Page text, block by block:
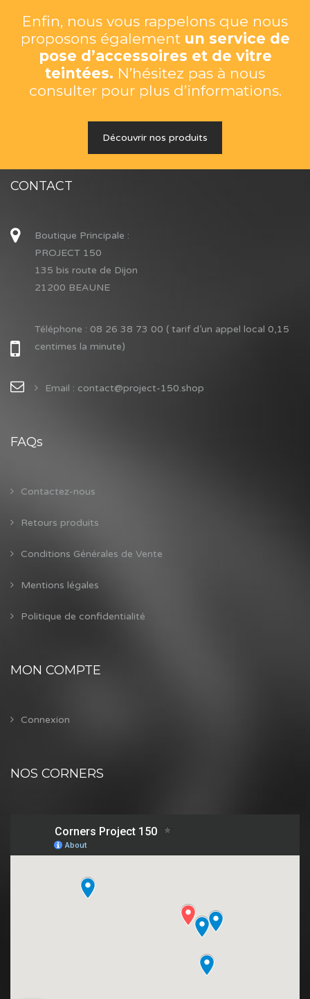
Enfin, nous vous rappelons que nous
proposons également un service de
pose d’accessoires et de vitre
teintées. N’hésitez pas à nous
consulter pour plus d’informations.
Découvrir nos produits
CONTACT
Boutique Principale :
PROJECT 150
135 bis route de Dijon
21200 BEAUNE
Téléphone : 08 26 38 73 00 ( tarif d’un appel local 0,15
centimes la minute)
Email : contact@project-150.shop
FAQs
Contactez-nous
Retours produits
Conditions Générales de Vente
Mentions légales
Politique de confidentialité
MON COMPTE
Connexion
NOS CORNERS